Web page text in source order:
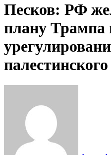
Песков: РФ
плану Трампа